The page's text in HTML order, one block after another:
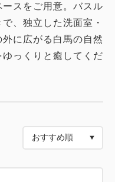
スをご用意。バスル
、独立した洗面室・
に広がる白馬の自然
っくりと癒してくだ